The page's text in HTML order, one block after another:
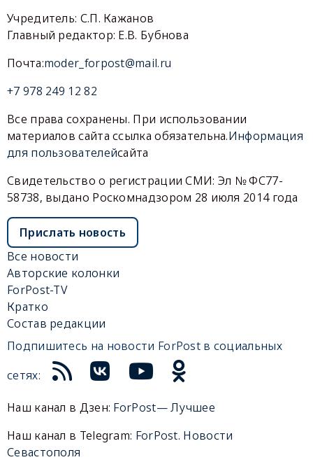
Учредитель: С.П. Кажанов
Главный редактор: Е.В. Бубнова
Почта:moder_forpost@mail.ru
+7 978 249 12 82
Все права сохранены. При использовании
материалов сайта ссылка обязательна.Информация
для пользователейсайта
Свидетельство о регистрации СМИ: Эл № ФС77-
58738, выдано Роскомнадзором 28 июля 2014 года
Прислать новость
Все новости
Авторские колонки
ForPost-TV
Кратко
Состав редакции
Подпишитесь на новости ForPost в социальных
сетях:
Наш канал в Дзен: ForPost— Лучшее
Наш канал в Telegram: ForPost. Новости
Севастополя